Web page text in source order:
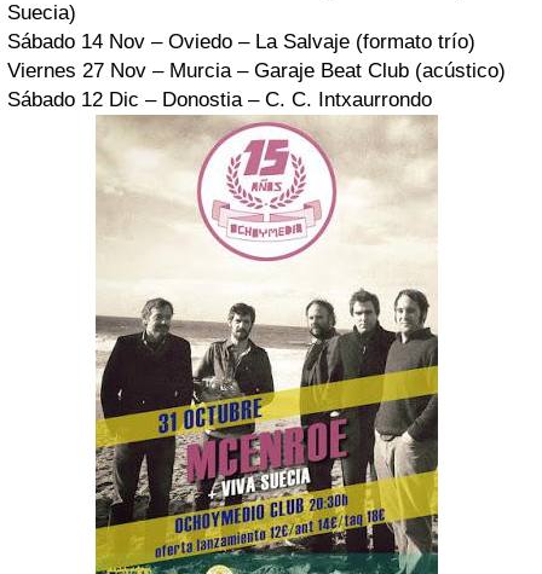
Suecia)
Sábado 14 Nov – Oviedo – La Salvaje (formato trío)
Viernes 27 Nov – Murcia – Garaje Beat Club (acústico)
Sábado 12 Dic – Donostia – C. C. Intxaurrondo